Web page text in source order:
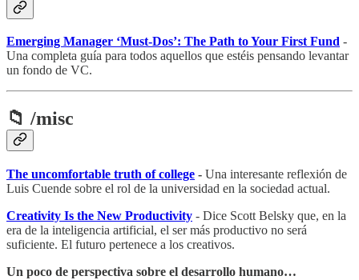
Emerging Manager ‘Must-Dos’: The Path to Your First Fund -
Una completa guía para todos aquellos que estéis pensando levantar
un fondo de VC.
📁 /misc
The uncomfortable truth of college - Una interesante reflexión de
Luis Cuende sobre el rol de la universidad en la sociedad actual.
Creativity Is the New Productivity - Dice Scott Belsky que, en la
era de la inteligencia artificial, el ser más productivo no será
suficiente. El futuro pertenece a los creativos.
Un poco de perspectiva sobre el desarrollo humano…